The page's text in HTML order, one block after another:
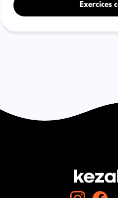
Exercices